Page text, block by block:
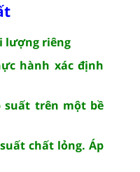
lượng riêng
hành xác định
suất trên một bề
chất lỏng. Áp